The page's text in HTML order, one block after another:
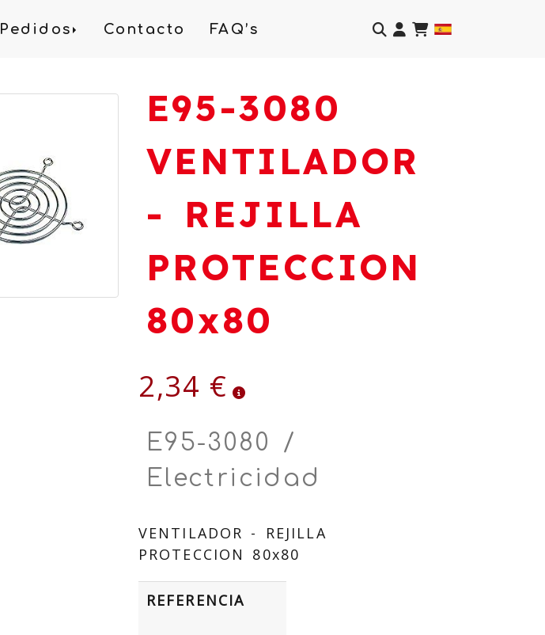
Pedidos Contacto FAQ’s Identifícate
E95-3080
VENTILADOR
- REJILLA
PROTECCION
80x80
2,34 €
E95-3080 /
Electricidad
VENTILADOR - REJILLA
PROTECCION 80x80
REFERENCIA